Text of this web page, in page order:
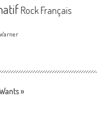
Rock Français
»